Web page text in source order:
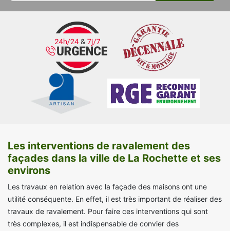
Les interventions de ravalement des
façades dans la ville de La Rochette et ses
environs
Les travaux en relation avec la façade des maisons ont une
utilité conséquente. En effet, il est très important de réaliser des
travaux de ravalement. Pour faire ces interventions qui sont
très complexes, il est indispensable de convier des